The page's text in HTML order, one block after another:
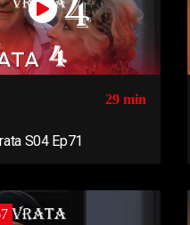
29 min
S04 Ep71